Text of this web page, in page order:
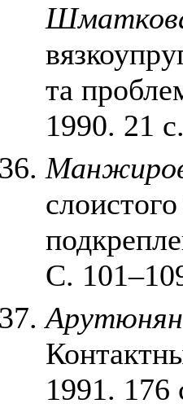
та
1990. 21 с.
С.
1991. 176